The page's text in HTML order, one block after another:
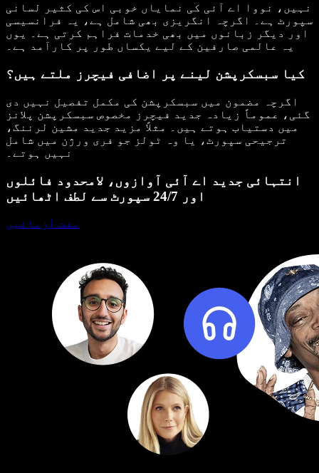
نہیں، نووا اے آئی کی نمایاں خوبی اس کی کثیر لسانی
سپورٹ ہے۔ اگرچہ انگریزی بھی شامل ہے، یہ فرانسیسی
اور دیگر زبانوں میں بھی خدمات فراہم کرتی ہے۔ یوں
یہ عالمی صارفین کے لیے یکساں طور پر کارآمد ہے۔
کیا سبسکرپشن لینے پر اضافی فیچرز ملتے ہیں؟
اگرچہ مضمون میں سبسکرپشن کی مکمل تفصیل نہیں دی
گئی، عموماً زیادہ جدید فیچرز مخصوص سبسکرپشن پلانز
میں دستیاب ہوتے ہیں۔ مثلاً مزید جدید مشین لرننگ،
ترجیحی سپورٹ، یا وہ ٹولز جو فری ورژن میں شامل
نہیں ہوتے۔
انتہائی جدید اے آئی آوازوں، لامحدود فائلوں
اور 24/7 سپورٹ سے لطف اٹھائیں
مفت آزمائیں